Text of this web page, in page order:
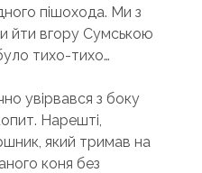
пішохода. Ми з
йти вгору Сумською
тихо-тихо…
увірвався з боку
Нарешті,
який тримав на
коня без